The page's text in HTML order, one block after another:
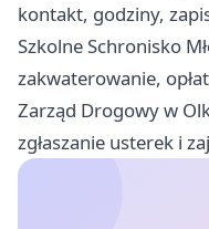
kontakt, godziny,
Szkolne Schronisko
zakwaterowanie,
Zarząd Drogowy w
zgłaszanie usterek i